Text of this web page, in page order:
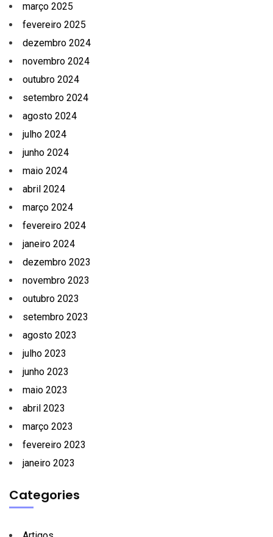
março 2025
fevereiro 2025
dezembro 2024
novembro 2024
outubro 2024
setembro 2024
agosto 2024
julho 2024
junho 2024
maio 2024
abril 2024
março 2024
fevereiro 2024
janeiro 2024
dezembro 2023
novembro 2023
outubro 2023
setembro 2023
agosto 2023
julho 2023
junho 2023
maio 2023
abril 2023
março 2023
fevereiro 2023
janeiro 2023
Categories